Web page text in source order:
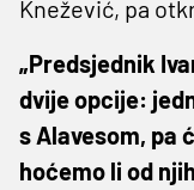
Knežević, pa
„Predsjednik
dvije opcije:
s Alavesom, pa
hoćemo li od